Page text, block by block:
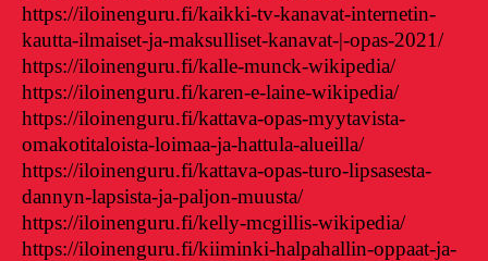
https://iloinenguru.fi/kaikki-tv-kanavat-internetin-
kautta-ilmaiset-ja-maksulliset-kanavat-|-opas-2021/
https://iloinenguru.fi/kalle-munck-wikipedia/
https://iloinenguru.fi/karen-e-laine-wikipedia/
https://iloinenguru.fi/kattava-opas-myytavista-
omakotitaloista-loimaa-ja-hattula-alueilla/
https://iloinenguru.fi/kattava-opas-turo-lipsasesta-
dannyn-lapsista-ja-paljon-muusta/
https://iloinenguru.fi/kelly-mcgillis-wikipedia/
https://iloinenguru.fi/kiiminki-halpahallin-oppaat-ja-